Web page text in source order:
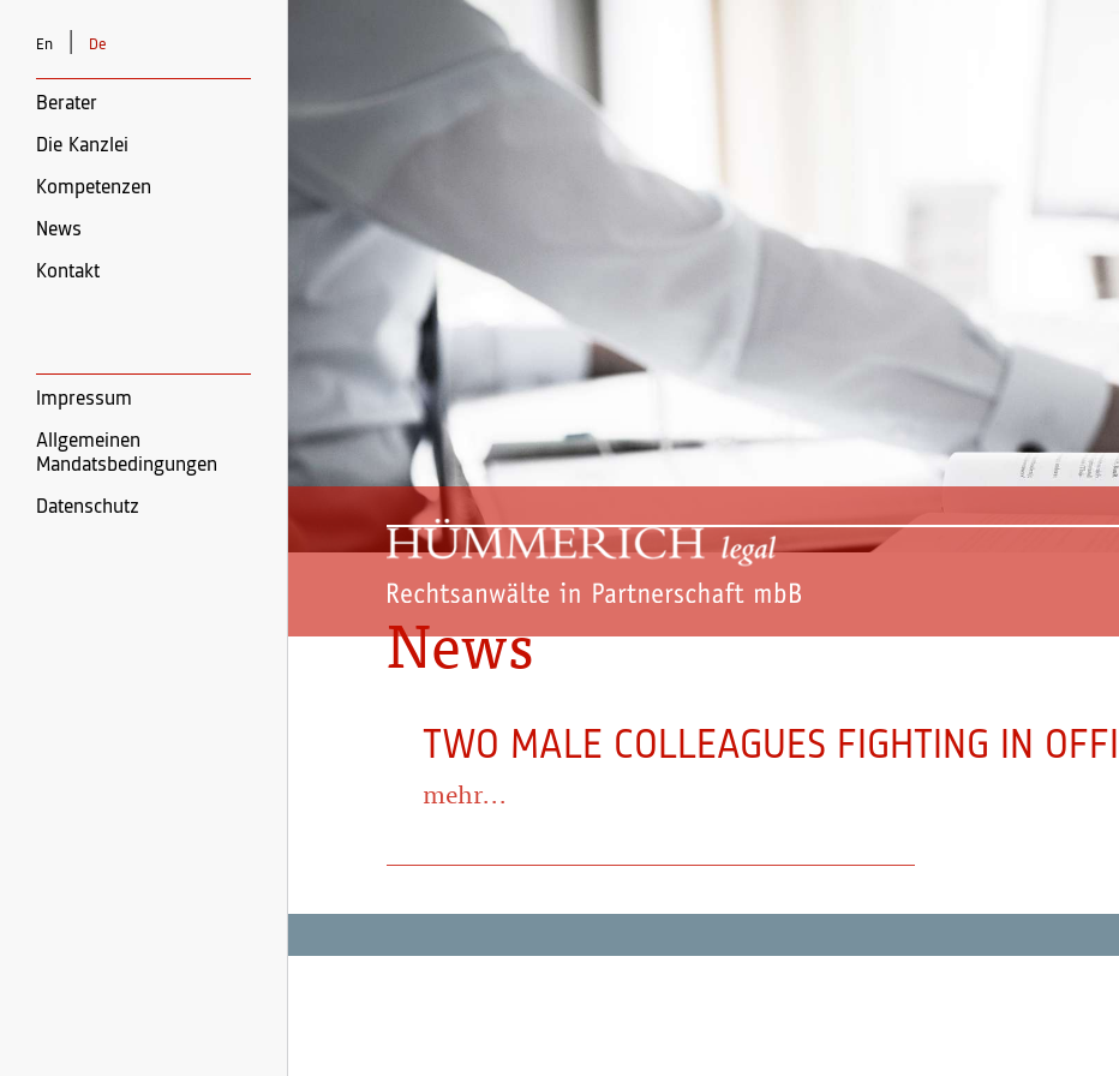
En De
Berater
Die Kanzlei
Kompetenzen
News
Kontakt
Impressum
Allgemeinen
Mandatsbedingungen
Datenschutz
News
TWO MALE COLLEAGUES FIGHTING IN
mehr...